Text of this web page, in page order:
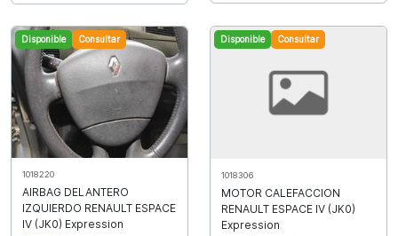
Disponible Consultar
1018220
AIRBAG DELANTERO
IZQUIERDO RENAULT ESPACE
IV (JK0) Expression
Disponible Consultar
1018306
MOTOR CALEFACCION
RENAULT ESPACE IV (JK0)
Expression